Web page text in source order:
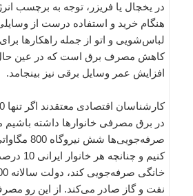
در یخچال یا فریزر، توجه به برچسب
هنگام خرید و استفاده درست از
لباس‌شویی و اتو از جمله راهکارها
کاهش مصرف برق است که در عین حال
افزایش عمر وسایل برقی نیز بینجامد.
در برق مصرفی خانوارها داشته باشیم
صرفه‌جویی‌ها
کنیم و
نفت و گاز صادر می‌کند. از این رو